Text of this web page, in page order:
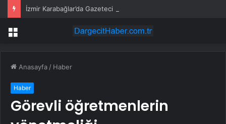
İzmir Karabağlar’da Gazeteci Barış Selçuk saygıyla anıldı
Menü
Anasayfa / Haber
Haber
Görevli öğretmenlerin